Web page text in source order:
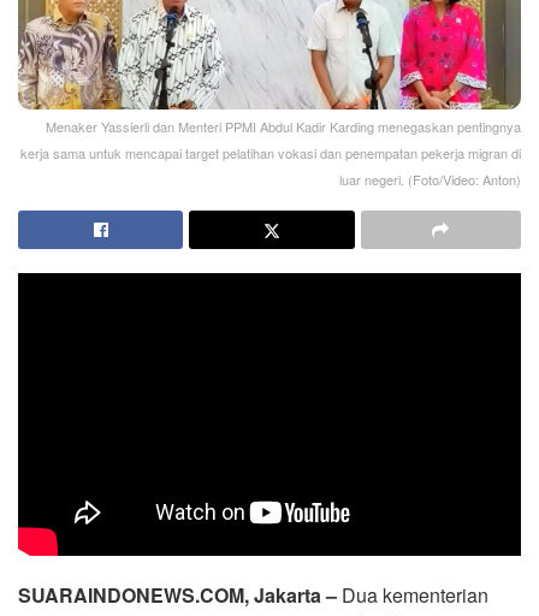
Menaker Yassierli dan Menteri PPMI Abdul Kadir Karding menegaskan pentingnya
kerja sama untuk mencapai target pelatihan vokasi dan penempatan pekerja migran di
luar negeri. (Foto/Video: Anton)
SUARAINDONEWS.COM, Jakarta – Dua kementerian